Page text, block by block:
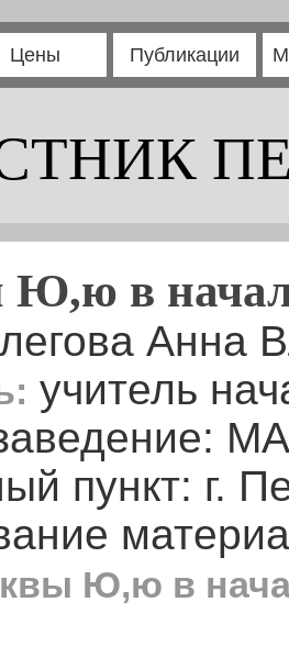
Цены Публикации
в
Анна
учитель
пункт: г.
Ю,ю в